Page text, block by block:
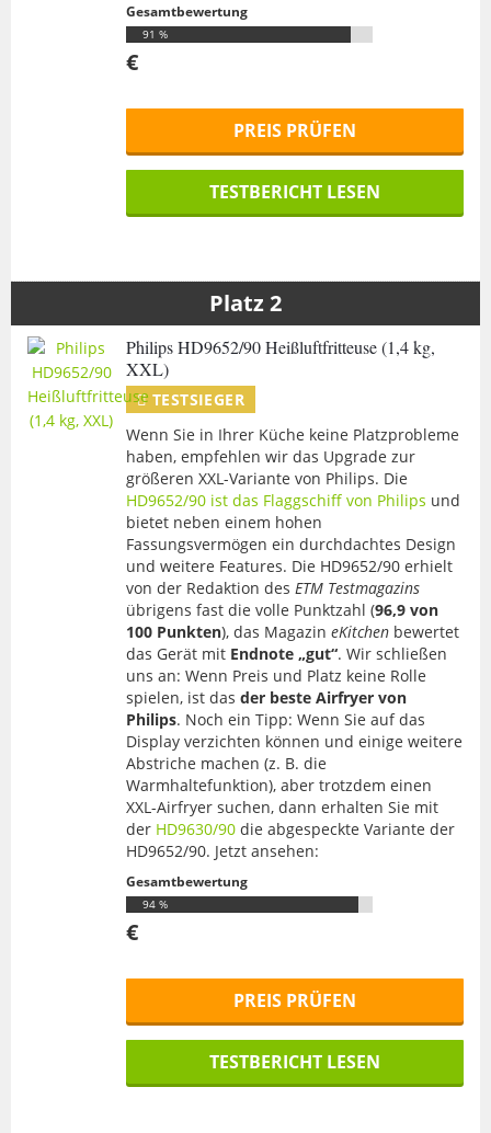
Gesamtbewertung
91 %
€
PREIS PRÜFEN
TESTBERICHT LESEN
Philips HD9652/90 Heißluftfritteuse (1,4 kg,
XXL)
TESTSIEGER
Wenn Sie in Ihrer Küche keine Platzprobleme
haben, empfehlen wir das Upgrade zur
größeren XXL-Variante von Philips. Die
HD9652/90 ist das Flaggschiff von Philips und
bietet neben einem hohen
Fassungsvermögen ein durchdachtes Design
und weitere Features. Die HD9652/90 erhielt
von der Redaktion des ETM Testmagazins
übrigens fast die volle Punktzahl (96,9 von
100 Punkten), das Magazin eKitchen bewertet
das Gerät mit Endnote „gut“. Wir schließen
uns an: Wenn Preis und Platz keine Rolle
spielen, ist das der beste Airfryer von
Philips. Noch ein Tipp: Wenn Sie auf das
Display verzichten können und einige weitere
Abstriche machen (z. B. die
Warmhaltefunktion), aber trotzdem einen
XXL-Airfryer suchen, dann erhalten Sie mit
der HD9630/90 die abgespeckte Variante der
HD9652/90. Jetzt ansehen:
Gesamtbewertung
94 %
€
PREIS PRÜFEN
TESTBERICHT LESEN